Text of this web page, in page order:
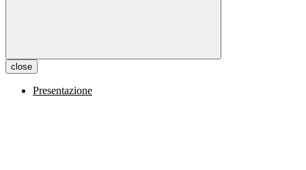
close
Presentazione